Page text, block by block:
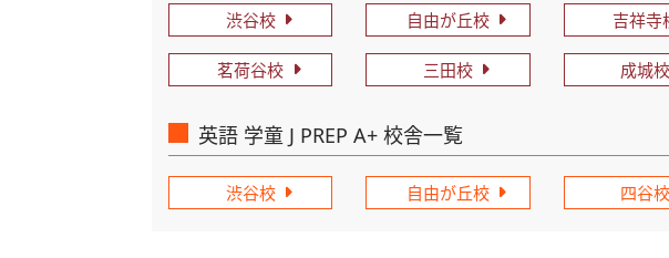
渋谷校 自由が丘校 吉祥寺
茗荷谷校 三田校 成城校
英語 学童 J PREP A+ 校舎一覧
渋谷校 自由が丘校 四谷校